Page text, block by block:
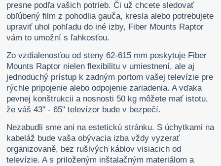
presne podľa vašich potrieb. Či už chcete sledovať
obľúbený film z pohodlia gauča, kresla alebo potrebujete
upraviť uhol pohľadu do iné izby, Fiber Mounts Raptor
vám to umožní s ľahkosťou.
Zo vzdialenosťou od steny 62-615 mm poskytuje Fiber
Mounts Raptor nielen flexibilitu v umiestnení, ale aj
jednoduchý prístup k zadným portom vašej televízie pre
rýchle pripojenie alebo odpojenie zariadenia. A vďaka
pevnej konštrukcii a nosnosti 50 kg môžete mať istotu,
že váš 43" - 65" televízor bude v bezpečí.
Nezabudli sme ani na estetickú stránku. S úchytkami na
kabeláž bude vaša obývacia izba vždy vyzerať
organizovaně, bez rušivých káblov visiacich od
televízie. A s priloženým inštalačným materiálom a